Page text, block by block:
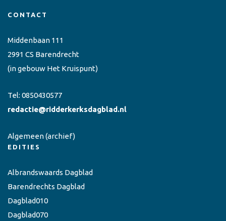
CONTACT
Middenbaan 111
2991 CS Barendrecht
(in gebouw Het Kruispunt)
Tel: 0850430577
redactie@ridderkerksdagblad.nl
Algemeen(archief)
EDITIES
Albrandswaards Dagblad
Barendrechts Dagblad
Dagblad010
Dagblad070